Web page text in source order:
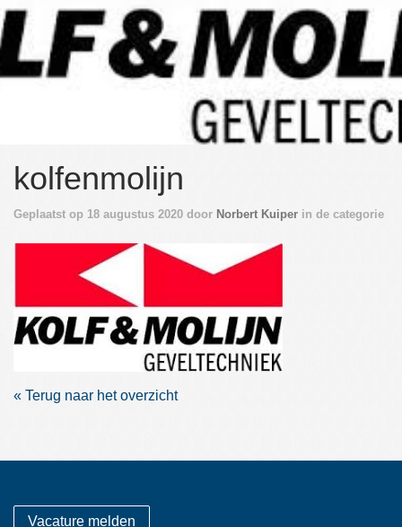
Kandidaat
Contact
kolfenmolijn
Geplaatst op 18 augustus 2020 door Norbert Kuiper in de categorie
Terug naar het overzicht
Vacature melden